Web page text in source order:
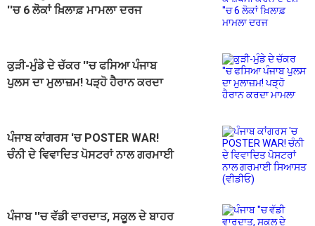
''ਚ 6 ਲੋਕਾਂ ਖ਼ਿਲਾਫ਼ ਮਾਮਲਾ ਦਰਜ
ਕੁੜੀ-ਮੁੰਡੇ ਦੇ ਚੱਕਰ ''ਚ ਫਸਿਆ ਪੰਜਾਬ
ਪੁਲਸ ਦਾ ਮੁਲਾਜ਼ਮ! ਪੜ੍ਹੋ ਹੈਰਾਨ ਕਰਦਾ
ਪੰਜਾਬ ਕਾਂਗਰਸ 'ਚ POSTER WAR!
ਚੰਨੀ ਦੇ ਵਿਵਾਦਿਤ ਪੋਸਟਰਾਂ ਨਾਲ ਗਰਮਾਈ
ਪੰਜਾਬ ''ਚ ਵੱਡੀ ਵਾਰਦਾਤ, ਸਕੂਲ ਦੇ ਬਾਹਰ